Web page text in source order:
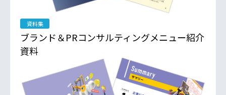
資料集
ブランド＆PRコンサルティングメニュー紹介
資料